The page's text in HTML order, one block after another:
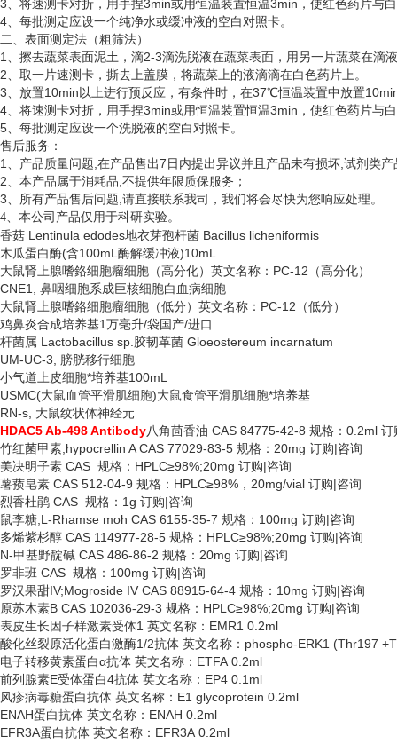
3、将速测卡对折，用手捏3min或用恒温装置恒温3min，使红色药片与
4、每批测定应设一个纯净水或缓冲液的空白对照卡。
二、表面测定法（粗筛法）
1、擦去蔬菜表面泥土，滴2-3滴洗脱液在蔬菜表面，用另一片蔬菜在滴
2、取一片速测卡，撕去上盖膜，将蔬菜上的液滴滴在白色药片上。
3、放置10min以上进行预反应，有条件时，在37℃恒温装置中放置
4、将速测卡对折，用手捏3min或用恒温装置恒温3min，使红色药片与
5、每批测定应设一个洗脱液的空白对照卡。
售后服务：
1、产品质量问题,在产品售出7日内提出异议并且产品未有损坏,试剂类
2、本产品属于消耗品,不提供年限质保服务；
3、所有产品售后问题,请直接联系我司，我们将会尽快为您响应处理。
4 本公司产品仅用于科研实验。
香菇 Lentinula edodes地衣芽孢杆菌 Bacillus licheniformis
木瓜蛋白酶(含100mL酶解缓冲液)10mL
大鼠肾上腺嗜鉻细胞瘤细胞（高分化）英文名称： PC-12（高分化）
CNE1, 鼻咽细胞系成巨核细胞白血病细胞
大鼠肾上腺嗜鉻细胞瘤细胞（低分）英文名称： PC-12（低分）
鸡鼻炎合成培养基1万毫升/袋国产/进口
杆菌属 Lactobacillus sp.胶韧革菌 Gloeostereum incarnatum
UM-UC-3, 膀胱移行细胞
小气道上皮细胞*培养基100mL
USMC(大鼠血管平滑肌细胞)大鼠食管平滑肌细胞*培养基
RN-s, 大鼠纹状体神经元
HDAC5 Ab-498 Antibody八角茴香油 CAS 84775-42-8 规格：0.2ml 订
竹红菌甲素;hypocrellin A CAS 77029-83-5 规格：20mg 订购|咨询
美决明子素 CAS 规格：HPLC≥98%;20mg 订购|咨询
薯蓣皂素 CAS 512-04-9 规格：HPLC≥98%，20mg/vial 订购|咨询
烈香杜鹃 CAS 规格：1g 订购|咨询
鼠李糖;L-Rhamse moh CAS 6155-35-7 规格：100mg 订购|咨询
多烯紫杉醇 CAS 114977-28-5 规格：HPLC≥98%;20mg 订购|咨询
N-甲基野靛碱 CAS 486-86-2 规格：20mg 订购|咨询
罗非班 CAS 规格：100mg 订购|咨询
罗汉果甜IV;Mogroside IV CAS 88915-64-4 规格：10mg 订购|咨询
原苏木素B CAS 102036-29-3 规格：HPLC≥98%;20mg 订购|咨询
表皮生长因子样激素受体1 英文名称：EMR1 0.2ml
酸化丝裂原活化蛋白激酶1/2抗体 英文名称：phospho-ERK1 (Thr197
电子转移黄素蛋白α抗体 英文名称：ETFA 0.2ml
前列腺素E受体蛋白4抗体 英文名称：EP4 0.1ml
风疹病毒糖蛋白抗体 英文名称： E1 glycoprotein 0.2ml
ENAH蛋白抗体 英文名称：ENAH 0.2ml
EFR3A蛋白抗体 英文名称：EFR3A 0.2ml